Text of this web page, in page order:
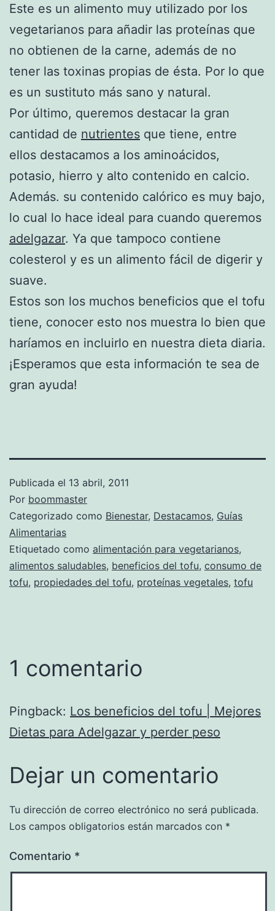
Este es un alimento muy utilizado por los
vegetarianos para añadir las proteínas que
no obtienen de la carne, además de no
tener las toxinas propias de ésta. Por lo que
es un sustituto más sano y natural.
Por último, queremos destacar la gran
cantidad de nutrientes que tiene, entre
ellos destacamos a los aminoácidos,
potasio, hierro y alto contenido en calcio.
Además. su contenido calórico es muy bajo,
lo cual lo hace ideal para cuando queremos
adelgazar. Ya que tampoco contiene
colesterol y es un alimento fácil de digerir y
suave.
Estos son los muchos beneficios que el tofu
tiene, conocer esto nos muestra lo bien que
haríamos en incluirlo en nuestra dieta diaria.
¡Esperamos que esta información te sea de
gran ayuda!
Publicada el 13 abril, 2011
Por boommaster
Categorizado como Bienestar, Destacamos, Guías
Alimentarias
Etiquetado como alimentación para vegetarianos,
alimentos saludables, beneficios del tofu, consumo de
tofu, propiedades del tofu, proteínas vegetales, tofu
1 comentario
Pingback: Los beneficios del tofu | Mejores
Dietas para Adelgazar y perder peso
Dejar un comentario
Tu dirección de correo electrónico no será publicada.
Los campos obligatorios están marcados con *
Comentario *